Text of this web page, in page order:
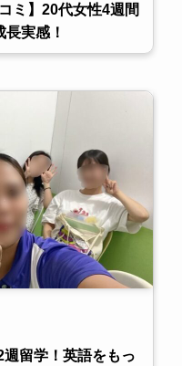
ミ】20代女性4週間
実感！
週留学！英語をもっ